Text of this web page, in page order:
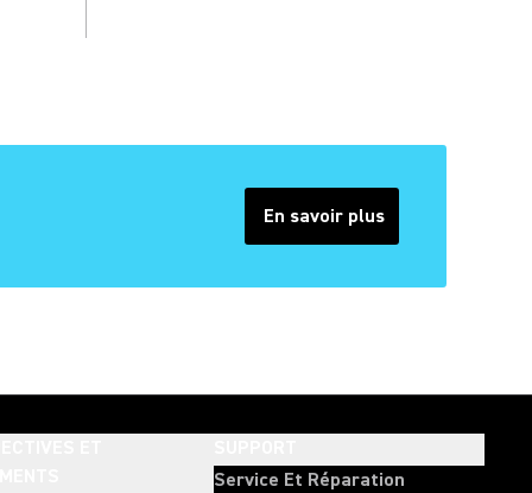
En savoir plus
(Opens in a new tab)
Service Et Réparation